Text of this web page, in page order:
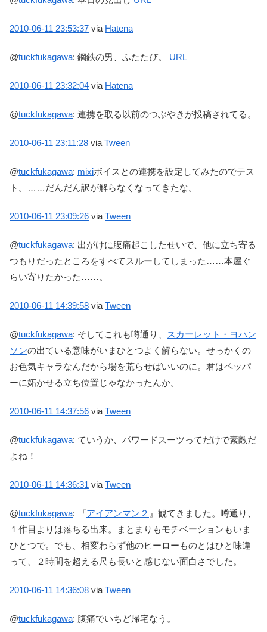
2010-06-11 23:53:37 via Hatena
@tuckfukagawa: 鋼鉄の男、ふたたび。 URL
2010-06-11 23:32:04 via Hatena
@tuckfukagawa: 連携を取る以前のつぶやきが投稿されてる。
2010-06-11 23:11:28 via Tween
@tuckfukagawa: mixiボイスとの連携を設定してみたのでテス
ト。……だんだん訳が解らなくなってきたな。
2010-06-11 23:09:26 via Tween
@tuckfukagawa: 出がけに腹痛起こしたせいで、他に立ち寄る
つもりだったところをすべてスルーしてしまった……本屋ぐ
らい寄りたかった……。
2010-06-11 14:39:58 via Tween
@tuckfukagawa: そしてこれも噂通り、
スカーレット・ヨハン
ソンの出ている意味がいまひとつよく解らない。せっかくの
お色気キャラなんだから場を荒らせばいいのに。君はペッパ
ーに妬かせる立ち位置じゃなかったんか。
2010-06-11 14:37:56 via Tween
@tuckfukagawa: ていうか、パワードスーツってだけで素敵だ
よね！
2010-06-11 14:36:31 via Tween
@tuckfukagawa: 『アイアンマン２ 』観てきました。噂通り、
１作目よりは落ちる出来。まとまりもモチベーションもいま
ひとつで。でも、相変わらず他のヒーローものとはひと味違
って、２時間を超える尺も長いと感じない面白さでした。
2010-06-11 14:36:08 via Tween
@tuckfukagawa: 腹痛でいちど帰宅なう。